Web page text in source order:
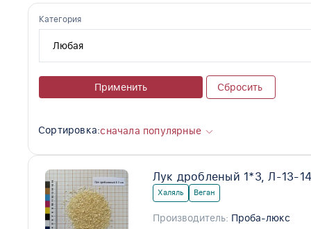
Категория
Применить Сбросить
Сортировка:сначала популярные
Лук дробленый 1*3, Л-13-
Халяль Веган
Производитель: Проба-люкс